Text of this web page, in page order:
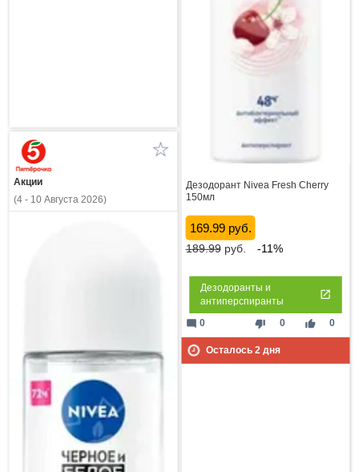
Дезодорант Nivea Fresh Cherry
150мл
169.99 руб.
189.99руб. -11%
Дезодоранты и
антиперспиранты
thumb_down 0 thumb_up 0
mode_comment 0
Осталось 2 дня
Акции
(4 - 10 Августа 2026)